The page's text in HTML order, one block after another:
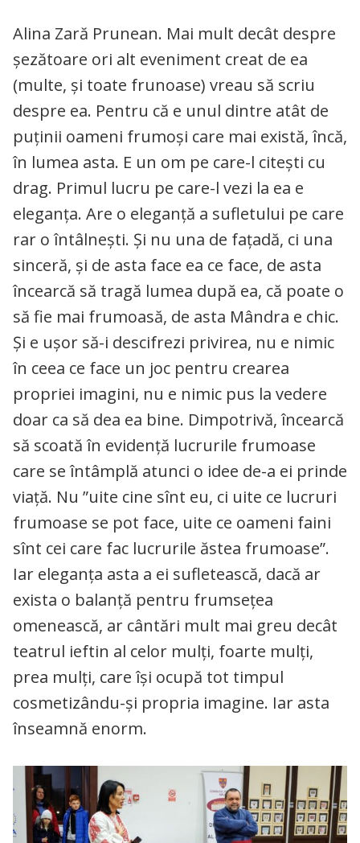
Alina Zară Prunean. Mai mult decât despre
șezătoare ori alt eveniment creat de ea
(multe, și toate frunoase) vreau să scriu
despre ea. Pentru că e unul dintre atât de
puținii oameni frumoși care mai există, încă,
în lumea asta. E un om pe care-l citești cu
drag. Primul lucru pe care-l vezi la ea e
eleganța. Are o eleganță a sufletului pe care
rar o întâlnești. Și nu una de fațadă, ci una
sinceră, și de asta face ea ce face, de asta
încearcă să tragă lumea după ea, că poate o
să fie mai frumoasă, de asta Mândra e chic.
Și e ușor să-i descifrezi privirea, nu e nimic
în ceea ce face un joc pentru crearea
propriei imagini, nu e nimic pus la vedere
doar ca să dea ea bine. Dimpotrivă, încearcă
să scoată în evidență lucrurile frumoase
care se întâmplă atunci o idee de-a ei prinde
viață. Nu ”uite cine sînt eu, ci uite ce lucruri
frumoase se pot face, uite ce oameni faini
sînt cei care fac lucrurile ăstea frumoase”.
Iar eleganța asta a ei sufletească, dacă ar
exista o balanță pentru frumsețea
omenească, ar cântări mult mai greu decât
teatrul ieftin al celor mulți, foarte mulți,
prea mulți, care își ocupă tot timpul
cosmetizându-și propria imagine. Iar asta
înseamnă enorm.